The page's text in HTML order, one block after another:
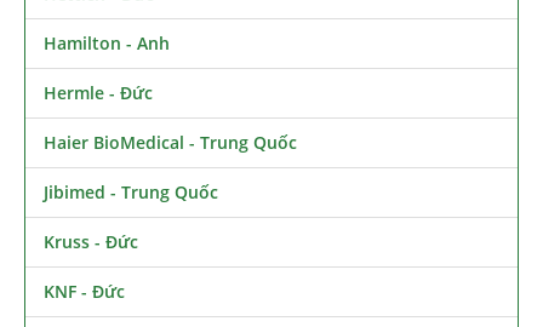
Hamilton - Anh
Hermle - Đức
Haier BioMedical - Trung Quốc
Jibimed - Trung Quốc
Kruss - Đức
KNF - Đức